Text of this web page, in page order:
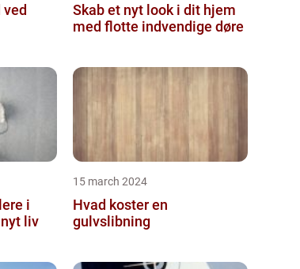
Skab et nyt look i dit hjem
med flotte indvendige døre
i
liv
15 march 2024
Hvad koster en
gulvslibning